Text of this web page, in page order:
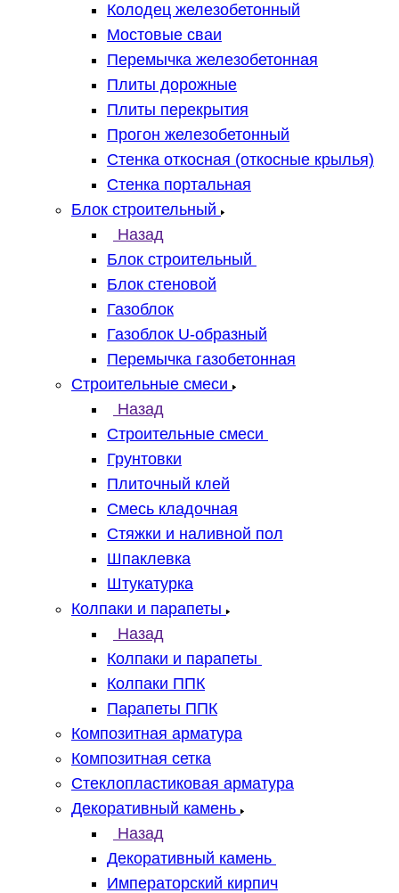
Колодец железобетонный
Мостовые сваи
Перемычка железобетонная
Плиты дорожные
Плиты перекрытия
Прогон железобетонный
Стенка откосная (откосные крылья)
Стенка портальная
Блок строительный
Назад
Блок строительный
Блок стеновой
Газоблок
Газоблок U-образный
Перемычка газобетонная
Строительные смеси
Назад
Строительные смеси
Грунтовки
Плиточный клей
Смесь кладочная
Стяжки и наливной пол
Шпаклевка
Штукатурка
Колпаки и парапеты
Назад
Колпаки и парапеты
Колпаки ППК
Парапеты ППК
Композитная арматура
Композитная сетка
Стеклопластиковая арматура
Декоративный камень
Назад
Декоративный камень
Императорский кирпич